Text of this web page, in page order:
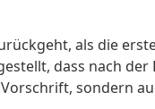
als die
dass nach
sondern